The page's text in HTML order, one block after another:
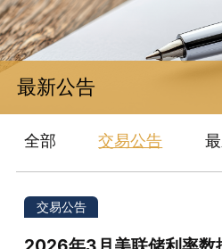
最新公告
全部 交易公告
交易公告